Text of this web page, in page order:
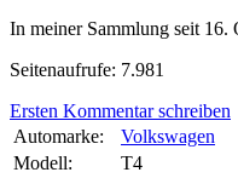
In meiner Sammlung seit 16.
Seitenaufrufe: 7.981
Ersten Kommentar schreiben
Automarke:
Volkswagen
Modell:
T4